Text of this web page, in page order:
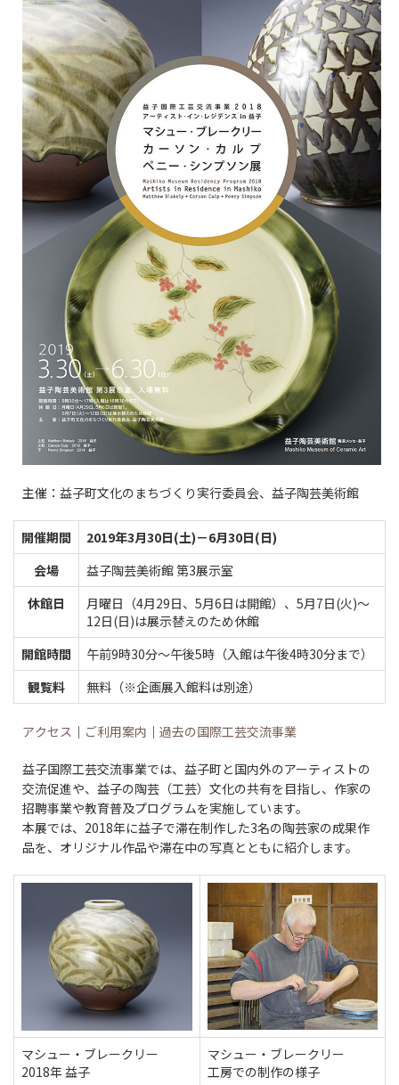
主催：益子町文化のまちづくり実行委員会、益子陶芸美術館
開催期間
2019年3月30日(土)－6月30日(日)
会場
益子陶芸美術館 第3展示室
休館日
月曜日（4月29日、5月6日は開館）、5月7日(火)～
12日(日)は展示替えのため休館
開館時間
午前9時30分～午後5時（入館は午後4時30分まで）
観覧料
無料（※企画展入館料は別途）
アクセス ｜ ご利用案内 ｜ 過去の国際工芸交流事業
益子国際工芸交流事業では、益子町と国内外のアーティストの
交流促進や、益子の陶芸（工芸）文化の共有を目指し、作家の
招聘事業や教育普及プログラムを実施しています。
本展では、2018年に益子で滞在制作した3名の陶芸家の成果作
品を、オリジナル作品や滞在中の写真とともに紹介します。
マシュー・ブレークリー
2018年 益子
マシュー・ブレークリー
工房での制作の様子